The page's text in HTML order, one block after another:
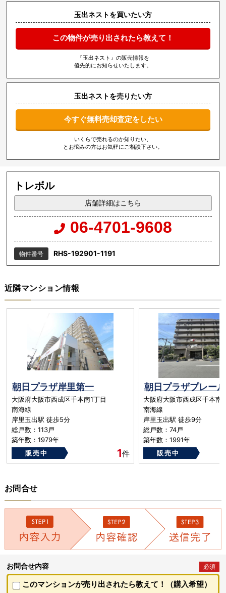
玉出ネストを買いたい方
この物件が売り出されたら教えて！
『玉出ネスト』の販売情報を
優先的にお知らせいたします。
玉出ネストを売りたい方
今すぐ無料売却査定をしたい
いくらで売れるのか知りたい、
とお悩みの方はお気軽にご相談下さい。
トレボル
店舗詳細はこちら
06-4701-9608
物件番号 RHS-192901-1191
近隣マンション情報
朝日プラザ岸里第一
大阪府大阪市西成区千本南1丁目
南海線
岸里玉出駅 徒歩5分
総戸数：113戸
築年数：1979年
販売中
1件
朝日プラザプレー
大阪府大阪市西成区千本南
南海線
岸里玉出駅 徒歩9分
総戸数：74戸
築年数：1991年
販売中
お問合せ
お問合せ内容 必須
このマンションが売り出されたら教えて！（購入希望）